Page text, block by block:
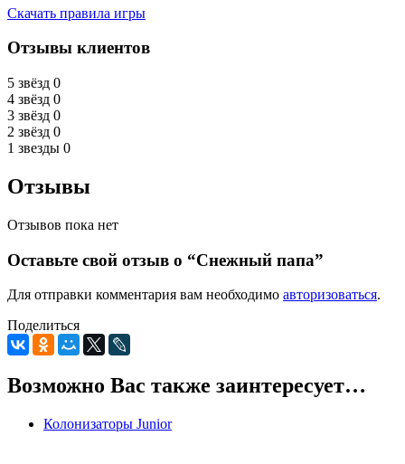
Скачать правила игры
Отзывы клиентов
5 звёзд 0
4 звёзд 0
3 звёзд 0
2 звёзд 0
1 звезды 0
Отзывы
Отзывов пока нет
Оставьте свой отзыв о “Снежный папа”
Для отправки комментария вам необходимо авторизоваться.
Поделиться
Возможно Вас также заинтересует…
Колонизаторы Junior